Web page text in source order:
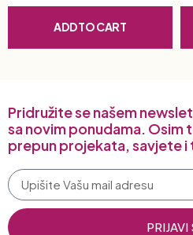
ADD TO CART
Pridružite se našem
sa novim ponudama. Osim
prepun projekata, savjete i
PRIJAVI